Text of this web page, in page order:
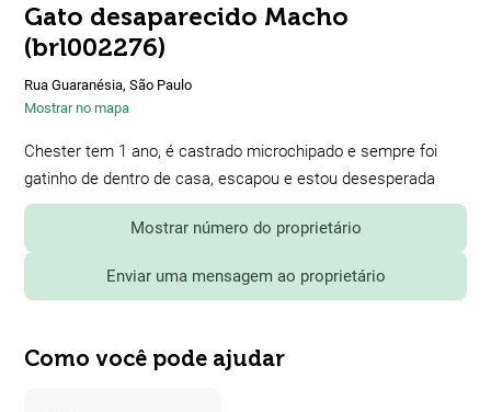
Gato desaparecido Macho
(brl002276)
Rua Guaranésia, São Paulo
Mostrar no mapa
Chester tem 1 ano, é castrado microchipado e sempre foi
gatinho de dentro de casa, escapou e estou desesperada
Mostrar número do proprietário
Enviar uma mensagem ao proprietário
Como você pode ajudar